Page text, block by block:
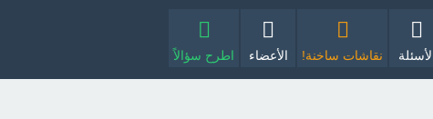
نقاشات ساخنة! الأعضاء اطرح سؤالاً